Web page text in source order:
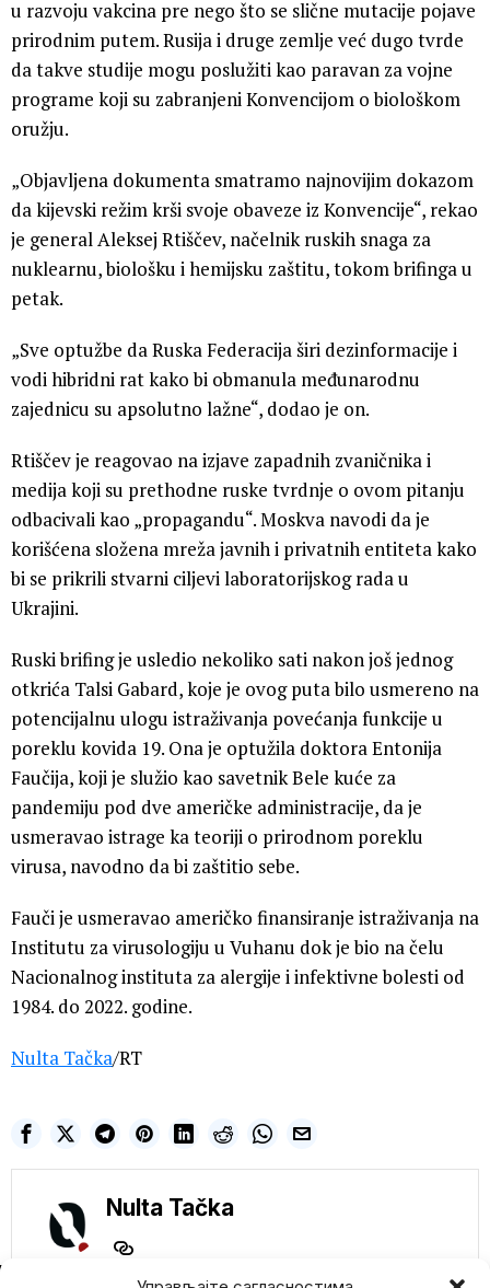
u razvoju vakcina pre nego što se slične mutacije pojave
prirodnim putem. Rusija i druge zemlje već dugo tvrde
da takve studije mogu poslužiti kao paravan za vojne
programe koji su zabranjeni Konvencijom o biološkom
oružju.
„Objavljena dokumenta smatramo najnovijim dokazom
da kijevski režim krši svoje obaveze iz Konvencije“, rekao
je general Aleksej Rtiščev, načelnik ruskih snaga za
nuklearnu, biološku i hemijsku zaštitu, tokom brifinga u
petak.
„Sve optužbe da Ruska Federacija širi dezinformacije i
vodi hibridni rat kako bi obmanula međunarodnu
zajednicu su apsolutno lažne“, dodao je on.
Rtiščev je reagovao na izjave zapadnih zvaničnika i
medija koji su prethodne ruske tvrdnje o ovom pitanju
odbacivali kao „propagandu“. Moskva navodi da je
korišćena složena mreža javnih i privatnih entiteta kako
bi se prikrili stvarni ciljevi laboratorijskog rada u
Ukrajini.
Ruski brifing je usledio nekoliko sati nakon još jednog
otkrića Talsi Gabard, koje je ovog puta bilo usmereno na
potencijalnu ulogu istraživanja povećanja funkcije u
poreklu kovida 19. Ona je optužila doktora Entonija
Faučija, koji je služio kao savetnik Bele kuće za
pandemiju pod dve američke administracije, da je
usmeravao istrage ka teoriji o prirodnom poreklu
virusa, navodno da bi zaštitio sebe.
Fauči je usmeravao američko finansiranje istraživanja na
Institutu za virusologiju u Vuhanu dok je bio na čelu
Nacionalnog instituta za alergije i infektivne bolesti od
1984. do 2022. godine.
Nulta Tačka/RT
Nulta Tačka